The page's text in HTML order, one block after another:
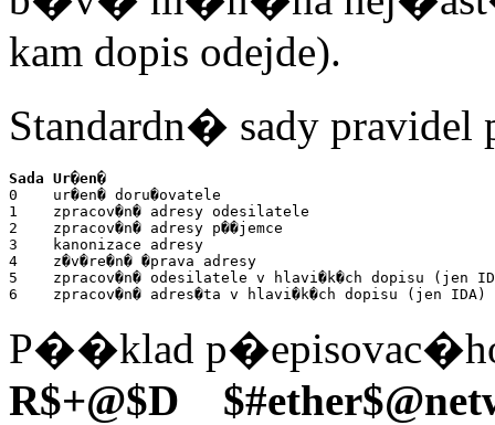
kam dopis odejde).
Standardn� sady pravidel
Sada Ur�en�
0    ur�en� doru�ovatele
1    zpracov�n� adresy odesilatele
2    zpracov�n� adresy p��jemce
3    kanonizace adresy
4    z�v�re�n� �prava adresy
5    zpracov�n� odesilatele v hlavi�k�ch dopisu (jen
6    zpracov�n� adres�ta v hlavi�k�ch dopisu (jen IDA)
P��klad p�episovac�ho
R$+@$D